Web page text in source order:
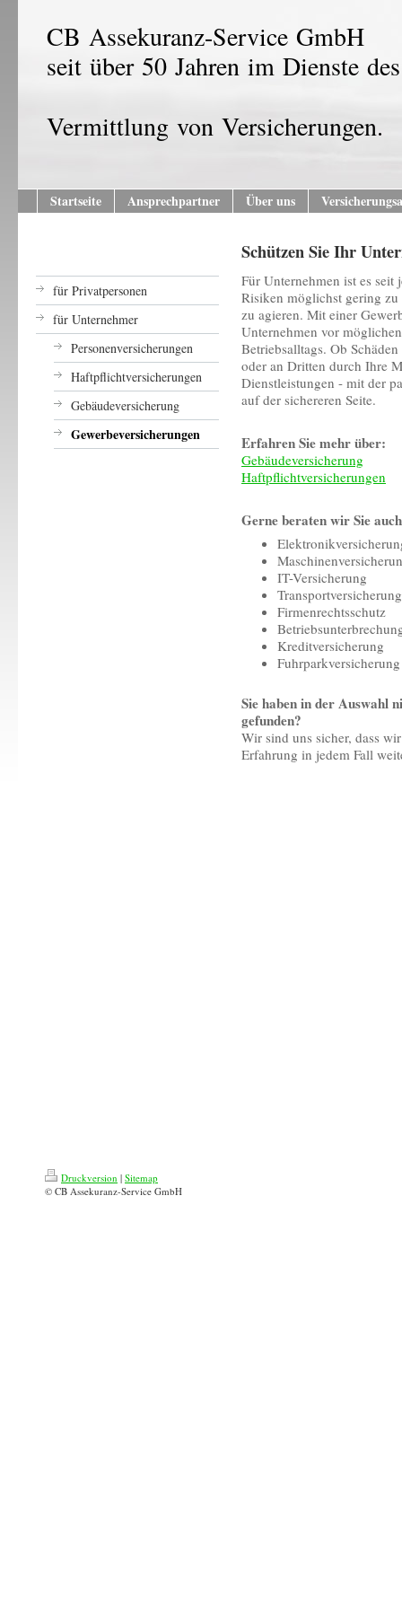
CB Assekuranz-Service GmbH
seit über 50 Jahren im Dienste
Vermittlung von Versicherungen.
Startseite Ansprechpartner Über uns
für Privatpersonen
für Unternehmer
Personenversicherungen
Haftpflichtversicherungen
Gebäudeversicherung
Gewerbeversicherungen
Schützen Sie Ihr
Für Unternehmen ist es seit
Risiken möglichst gering
zu agieren. Mit einer
Unternehmen vor
Betriebsalltags. Ob
oder an Dritten durch Ihre
Dienstleistungen - mit der
auf der sichereren Seite.
Erfahren Sie mehr über:
Gebäudeversicherung
Haftpflichtversicherungen
Gerne beraten wir Sie
IT-Versicherung
Transportversicherung
Firmenrechtsschutz
Kreditversicherung
Fuhrparkversicherung
Sie haben in der Auswahl
gefunden?
Wir sind uns sicher, dass
Erfahrung in jedem Fall
Druckversion | Sitemap
© CB Assekuranz-Service GmbH